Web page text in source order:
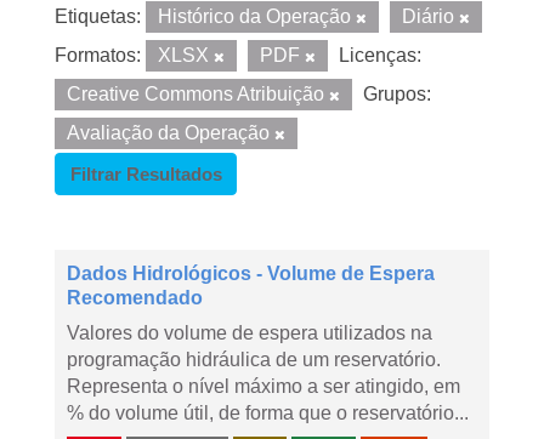
Etiquetas: Histórico da Operação
Diário
Formatos:
XLSX PDF
Licenças:
Creative Commons Atribuição
Grupos:
Avaliação da Operação
Filtrar Resultados
Dados Hidrológicos - Volume de Espera
Recomendado
Valores do volume de espera utilizados na
programação hidráulica de um reservatório.
Representa o nível máximo a ser atingido, em
% do volume útil, de forma que o reservatório...